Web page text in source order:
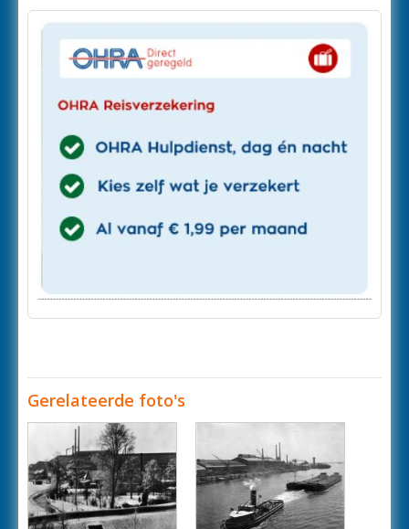
Gerelateerde foto's